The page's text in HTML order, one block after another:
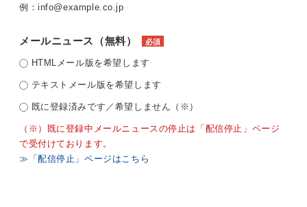
例：info@example.co.jp
メールニュース（無料） 必須
HTMLメール版を希望します
テキストメール版を希望します
既に登録済みです／希望しません（※）
（※）既に登録中メールニュースの停止は「配信停止」ページ
で受付けております。
≫「配信停止」ページはこちら